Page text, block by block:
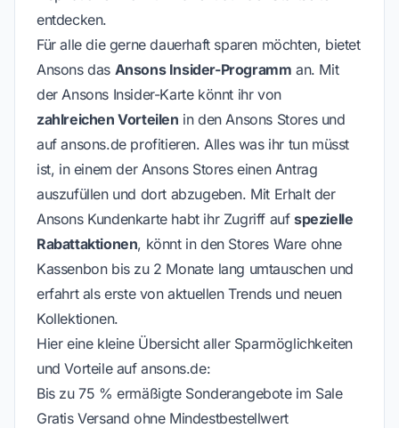
entdecken.
Für alle die gerne dauerhaft sparen möchten, bietet
Ansons das Ansons Insider-Programm an. Mit
der Ansons Insider-Karte könnt ihr von
zahlreichen Vorteilen in den Ansons Stores und
auf ansons.de profitieren. Alles was ihr tun müsst
ist, in einem der Ansons Stores einen Antrag
auszufüllen und dort abzugeben. Mit Erhalt der
Ansons Kundenkarte habt ihr Zugriff aufspezielle
Rabattaktionen, könnt in den Stores Ware ohne
Kassenbon bis zu 2 Monate lang umtauschen und
erfahrt als erste von aktuellen Trends und neuen
Kollektionen.
Hier eine kleine Übersicht aller Sparmöglichkeiten
und Vorteile auf ansons.de:
Bis zu 75 % ermäßigte Sonderangebote im Sale
Gratis Versand ohne Mindestbestellwert